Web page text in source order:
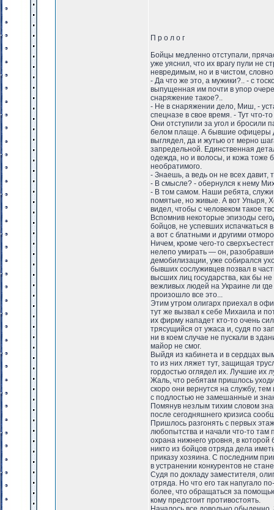
П р о л о г
Бойцы медленно отступали,
уже уяснил, что их врагу пули не
невредимым, но и в чистом,
- Да что же это, а мужики?.. - с
выпущенная им почти в упор
снаряжение такое?..
- Не в снаряжении дело, Миш, -
спецназе в свое время. - Тут что-то
Они отступили за угол и бросили
белом плаще. А бывшие офицеры
выглядел, да и жутью от мерно
запредельной. Единственная
одежда, но и волосы, и кожа тоже
необратимого.
- Знаешь, а ведь он не всех давит,
- В смысле? - обернулся к нему
- В том самом. Наши ребята,
помятые, но живые. А вот Упыря,
видел, чтобы с человеком такое
Вспомнив некоторые эпизоды
бойцов, не успевших испачкаться
а вот с блатными и другими
Ничем, кроме чего-то
нелепо умирать — он,
демобилизации, уже собирался
бывших сослуживцев позвал в
высших лиц государства, как бы
вежливых людей на Украине ли
произошло все это...
Этим утром олигарх приехал в
тут же вызвал к себе Михаила и
их фирму нападет кто-то очень
трясущийся от ужаса и, судя по
ни в коем случае не пускали в
майор не смог.
Выйдя из кабинета и в сердцах
то из них ляжет тут, защищая
гордостью оглядел их. Лучшие их
Жаль, что ребятам пришлось
скоро они вернутся на службу,
с подлостью не замешанные и
Помянув незлым тихим словом
после сегодняшнего кризиса
Пришлось разгонять с первых
любопытства и начали что-то там
охрана нижнего уровня, в
никто из бойцов отряда дела
приказу хозяина. С последним
в устранении конкурентов не
Судя по докладу заместителя,
отряда. Но что его так напугало
более, что обращаться за
кому предстоит противостоять.